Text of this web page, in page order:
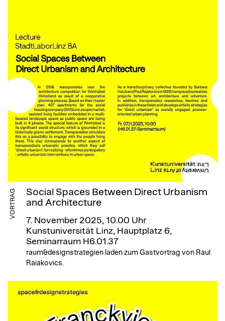
VORTRAG
Social Spaces Between Direct Urbanism
and Architecture
7. November 2025, 10.00 Uhr
Kunstuniversität Linz, Hauptplatz 6,
Seminarraum H6.01.37
raum&designstrategien laden zum Gastvortrag von Raul
Raiakovics.